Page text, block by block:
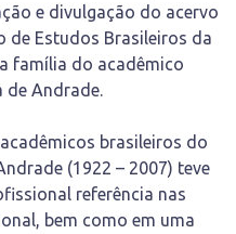
e divulgação do acervo
Estudos Brasileiros da
família do acadêmico
de Andrade.
brasileiros do
(1922 – 2007) teve
referência nas
bem como em uma